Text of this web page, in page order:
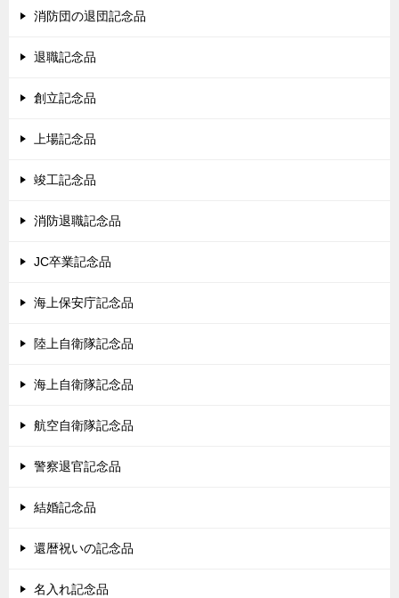
消防団の退団記念品
退職記念品
創立記念品
上場記念品
竣工記念品
消防退職記念品
JC卒業記念品
海上保安庁記念品
陸上自衛隊記念品
海上自衛隊記念品
航空自衛隊記念品
警察退官記念品
結婚記念品
還暦祝いの記念品
名入れ記念品